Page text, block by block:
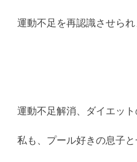
運動不足を再認識させら
運動不足解消、ダイエット
私も、プール好きの息子と